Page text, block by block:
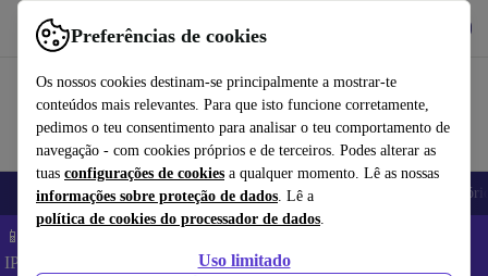
Preferências de cookies
Os nossos cookies destinam-se principalmente a mostrar-te
conteúdos mais relevantes. Para que isto funcione corretamente,
pedimos o teu consentimento para analisar o teu comportamento de
navegação - com cookies próprios e de terceiros. Podes alterar as
tuas configurações de cookies a qualquer momento. Lê as nossas
informações sobre proteção de dados. Lê a
política de cookies do processador de dados.
Uso limitado
Use o refurbed de forma rápida e fácil
Telemóveis Computadores Portáteis Tablets
📱 Poupa 5% EXTRA em todos os iPhones – Código:
IPHONEDEAL –